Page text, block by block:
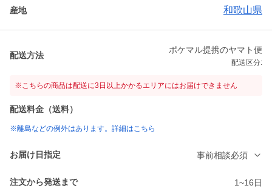
産地 和歌山県
配送方法
ポケマル提携のヤマト便
配送区分:
※こちらの商品は配送に3日以上かかるエリアにはお届けできません
配送料金（送料）
※離島などの例外はあります。詳細はこちら
お届け日指定 事前相談必須
注文から発送まで 1~16日